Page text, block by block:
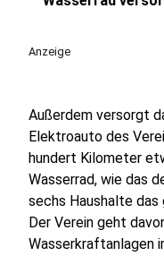
Anzeige
Außerdem versorgt
Elektroauto des
hundert Kilometer
Wasserrad, wie das
sechs Haushalte das
Der Verein geht
Wasserkraftanlagen